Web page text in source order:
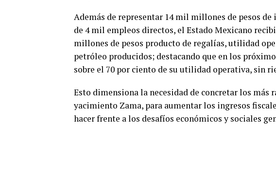
Además de representar 14 mil millones de pesos de
de 4 mil empleos directos, el Estado Mexicano
millones de pesos producto de regalías, utilidad
petróleo producidos; destacando que en los
sobre el 70 por ciento de su utilidad operativa, sin
Esto dimensiona la necesidad de concretar los
yacimiento Zama, para aumentar los ingresos
hacer frente a los desafíos económicos y sociales